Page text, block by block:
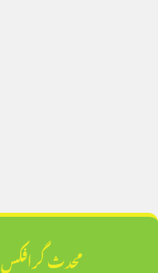
محدث گرافکس